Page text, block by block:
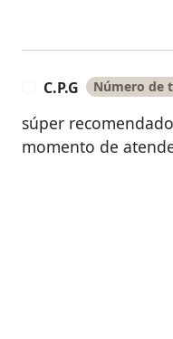
C.P.G Número de
súper
momento de